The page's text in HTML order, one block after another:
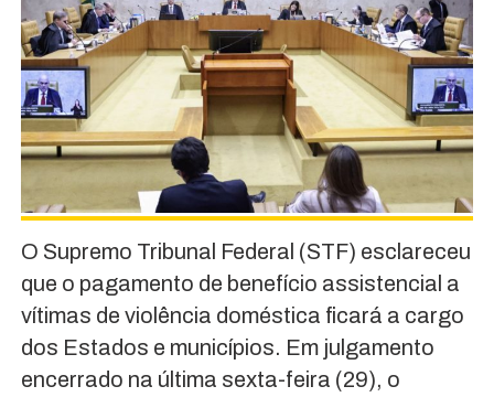
O Supremo Tribunal Federal (STF) esclareceu
que o pagamento de benefício assistencial a
vítimas de violência doméstica ficará a cargo
dos Estados e municípios. Em julgamento
encerrado na última sexta-feira (29), o